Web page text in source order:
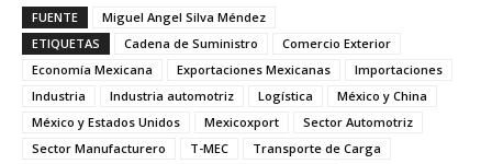
FUENTE
Miguel Angel Silva Méndez
ETIQUETAS
Cadena de Suministro
Comercio Exterior
Economía Mexicana
Exportaciones Mexicanas
Importaciones
Industria
Industria automotriz Logística
México y China
México y Estados Unidos
Mexicoxport
Sector Automotriz
Sector Manufacturero
T-MEC
Transporte de Carga